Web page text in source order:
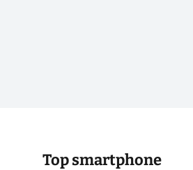
Top smartphone